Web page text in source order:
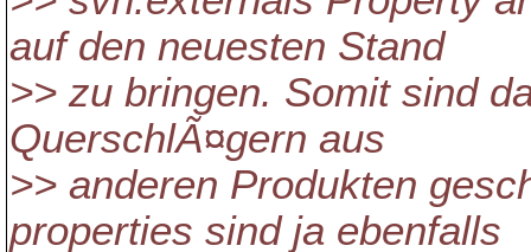
auf den neuesten Stand
>> zu bringen. Somit sind
QuerschlÃ¤gern aus
>> anderen Produkten
properties sind ja ebenfalls